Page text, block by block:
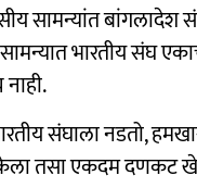
सामन्यांत बांगलादेश
सामन्यात भारतीय संघ
संघाला नडतो,
तसा एकदम दणकट